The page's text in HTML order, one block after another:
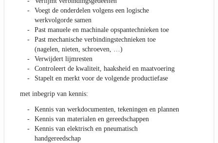
Voegt de onderdelen volgens een logische
werkvolgorde samen
Past manuele en machinale opspantechnieken toe
Past mechanische verbindingstechnieken toe
(nagelen, nieten, schroeven, …)
Verwijdert lijmresten
Controleert de kwaliteit, haaksheid en maatvoering
Stapelt en merkt voor de volgende productiefase
met inbegrip van kennis:
Kennis van werkdocumenten, tekeningen en plannen
Kennis van materialen en gereedschappen
Kennis van elektrisch en pneumatisch
handgereedschap